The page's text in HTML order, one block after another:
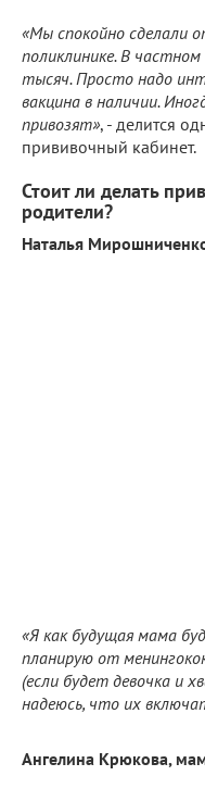
«Мы спокойно сделали
поликлинике. В
тысяч. Просто надо
вакцина в наличии.
привозят», - делится
прививочный кабинет.
Стоит ли делать
родители?
Наталья
«Я как будущая мама
планирую от
(если будет девочка и
надеюсь, что их
Ангелина Крюкова,